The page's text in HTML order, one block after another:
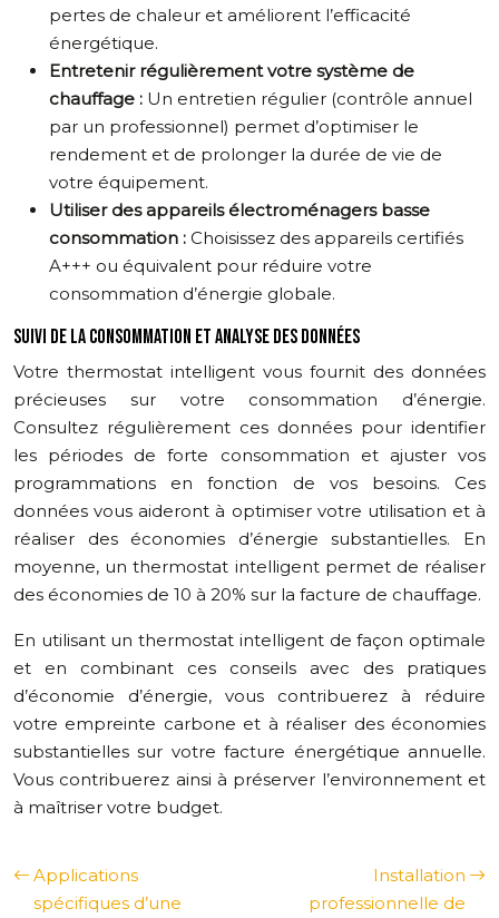
pertes de chaleur et améliorent l’efficacité
énergétique.
Entretenir régulièrement votre système de
chauffage : Un entretien régulier (contrôle annuel
par un professionnel) permet d’optimiser le
rendement et de prolonger la durée de vie de
votre équipement.
Utiliser des appareils électroménagers basse
consommation : Choisissez des appareils certifiés
A+++ ou équivalent pour réduire votre
consommation d’énergie globale.
SUIVI DE LA CONSOMMATION ET ANALYSE DES DONNÉES
Votre thermostat intelligent vous fournit des données
précieuses sur votre consommation d’énergie.
Consultez régulièrement ces données pour identifier
les périodes de forte consommation et ajuster vos
programmations en fonction de vos besoins. Ces
données vous aideront à optimiser votre utilisation et à
réaliser des économies d’énergie substantielles. En
moyenne, un thermostat intelligent permet de réaliser
des économies de 10 à 20% sur la facture de chauffage.
En utilisant un thermostat intelligent de façon optimale
et en combinant ces conseils avec des pratiques
d’économie d’énergie, vous contribuerez à réduire
votre empreinte carbone et à réaliser des économies
substantielles sur votre facture énergétique annuelle.
Vous contribuerez ainsi à préserver l’environnement et
à maîtriser votre budget.
Applications
spécifiques d’une
Installation
professionnelle de